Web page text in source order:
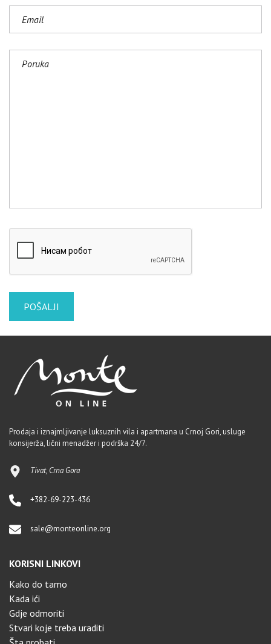
Prodaja i iznajmljivanje luksuznih vila i apartmana u Crnoj Gori, usluge
konsijerža, lični menadžer i podrška 24/7.
Tivat, Crna Gora
+382-69-223-436
sale@monteonline.org
KORISNI LINKOVI
Kako do tamo
Kada ići
Gdje odmoriti
Stvari koje treba uraditi